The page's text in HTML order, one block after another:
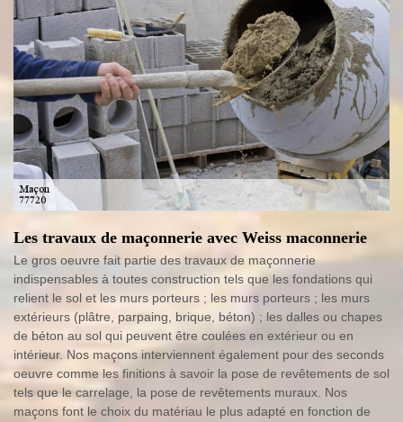
Les travaux de maçonnerie avec Weiss maconnerie
Le gros oeuvre fait partie des travaux de maçonnerie
indispensables à toutes construction tels que les fondations qui
relient le sol et les murs porteurs ; les murs porteurs ; les murs
extérieurs (plâtre, parpaing, brique, béton) ; les dalles ou chapes
de béton au sol qui peuvent être coulées en extérieur ou en
intérieur. Nos maçons interviennent également pour des seconds
oeuvre comme les finitions à savoir la pose de revêtements de sol
tels que le carrelage, la pose de revêtements muraux. Nos
maçons font le choix du matériau le plus adapté en fonction de